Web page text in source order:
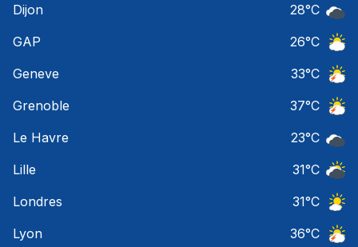
Dijon
28°C
GAP
26°C
Geneve
33°C
Grenoble
37°C
Le Havre
23°C
Lille
31°C
Londres
31°C
Lyon
36°C